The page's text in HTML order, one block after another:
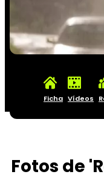
Ficha Vídeos
Fotos de